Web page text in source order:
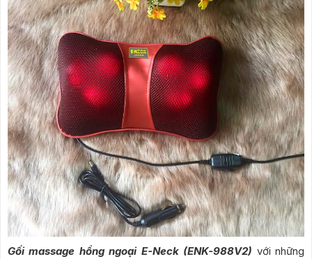
Gối massage hồng ngoại E-Neck (ENK-988V2) với những